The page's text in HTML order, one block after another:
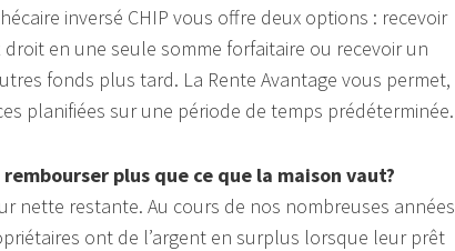
inversé CHIP vous offre deux options : recevoir
en une seule somme forfaitaire ou recevoir un
fonds plus tard. La Rente Avantage vous permet,
planifiées sur une période de temps prédéterminée.
plus que ce que la maison vaut?
nette restante. Au cours de nos nombreuses années
ont de l’argent en surplus lorsque leur prêt